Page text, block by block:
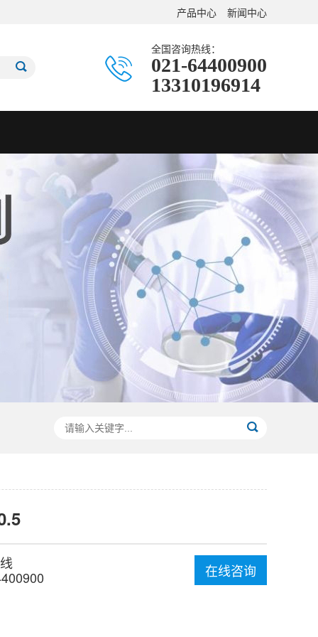
产品中心 新闻中心
全国咨询热线：
021-64400900
13310196914
在线咨询